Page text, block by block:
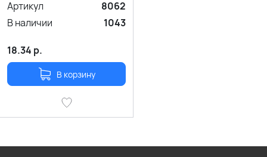
Артикул
8062
В наличии
1043
18.34 р.
В корзину